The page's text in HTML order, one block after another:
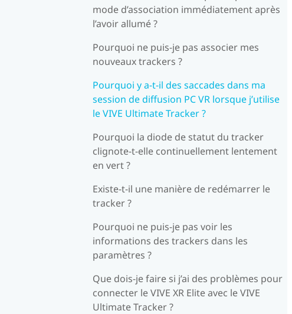
mode d’association immédiatement après
l’avoir allumé ?
Pourquoi ne puis-je pas associer mes
nouveaux trackers ?
Pourquoi y a-t-il des saccades dans ma
session de diffusion PC VR lorsque j’utilise
le VIVE Ultimate Tracker ?
Pourquoi la diode de statut du tracker
clignote-t-elle continuellement lentement
en vert ?
Existe-t-il une manière de redémarrer le
tracker ?
Pourquoi ne puis-je pas voir les
informations des trackers dans les
paramètres ?
Que dois-je faire si j’ai des problèmes pour
connecter le VIVE XR Elite avec le VIVE
Ultimate Tracker ?